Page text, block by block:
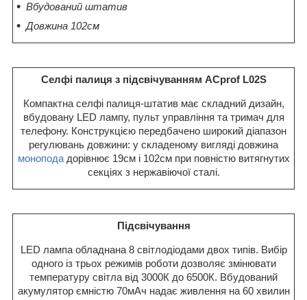
Вбудований штатив
Довжина 102см
Селфі палиця з підсвічуванням ACprof L02S
Компактна селфі палиця-штатив має складний дизайн,
вбудовану LED лампу, пульт управління та тримач для
телефону. Конструкцією передбачено широкий діапазон
регулювань довжини: у складеному вигляді довжина
моноподадорівнює 19см і 102см при повністю витягнутих
секціях з нержавіючої сталі.
Підсвічування
LED лампа обладнана 8 світлодіодами двох типів. Вибір
одного із трьох режимів роботи дозволяє змінювати
температуру світла від 3000К до 6500К. Вбудований
акумулятор ємністю 70мАч надає живлення на 60 хвилин